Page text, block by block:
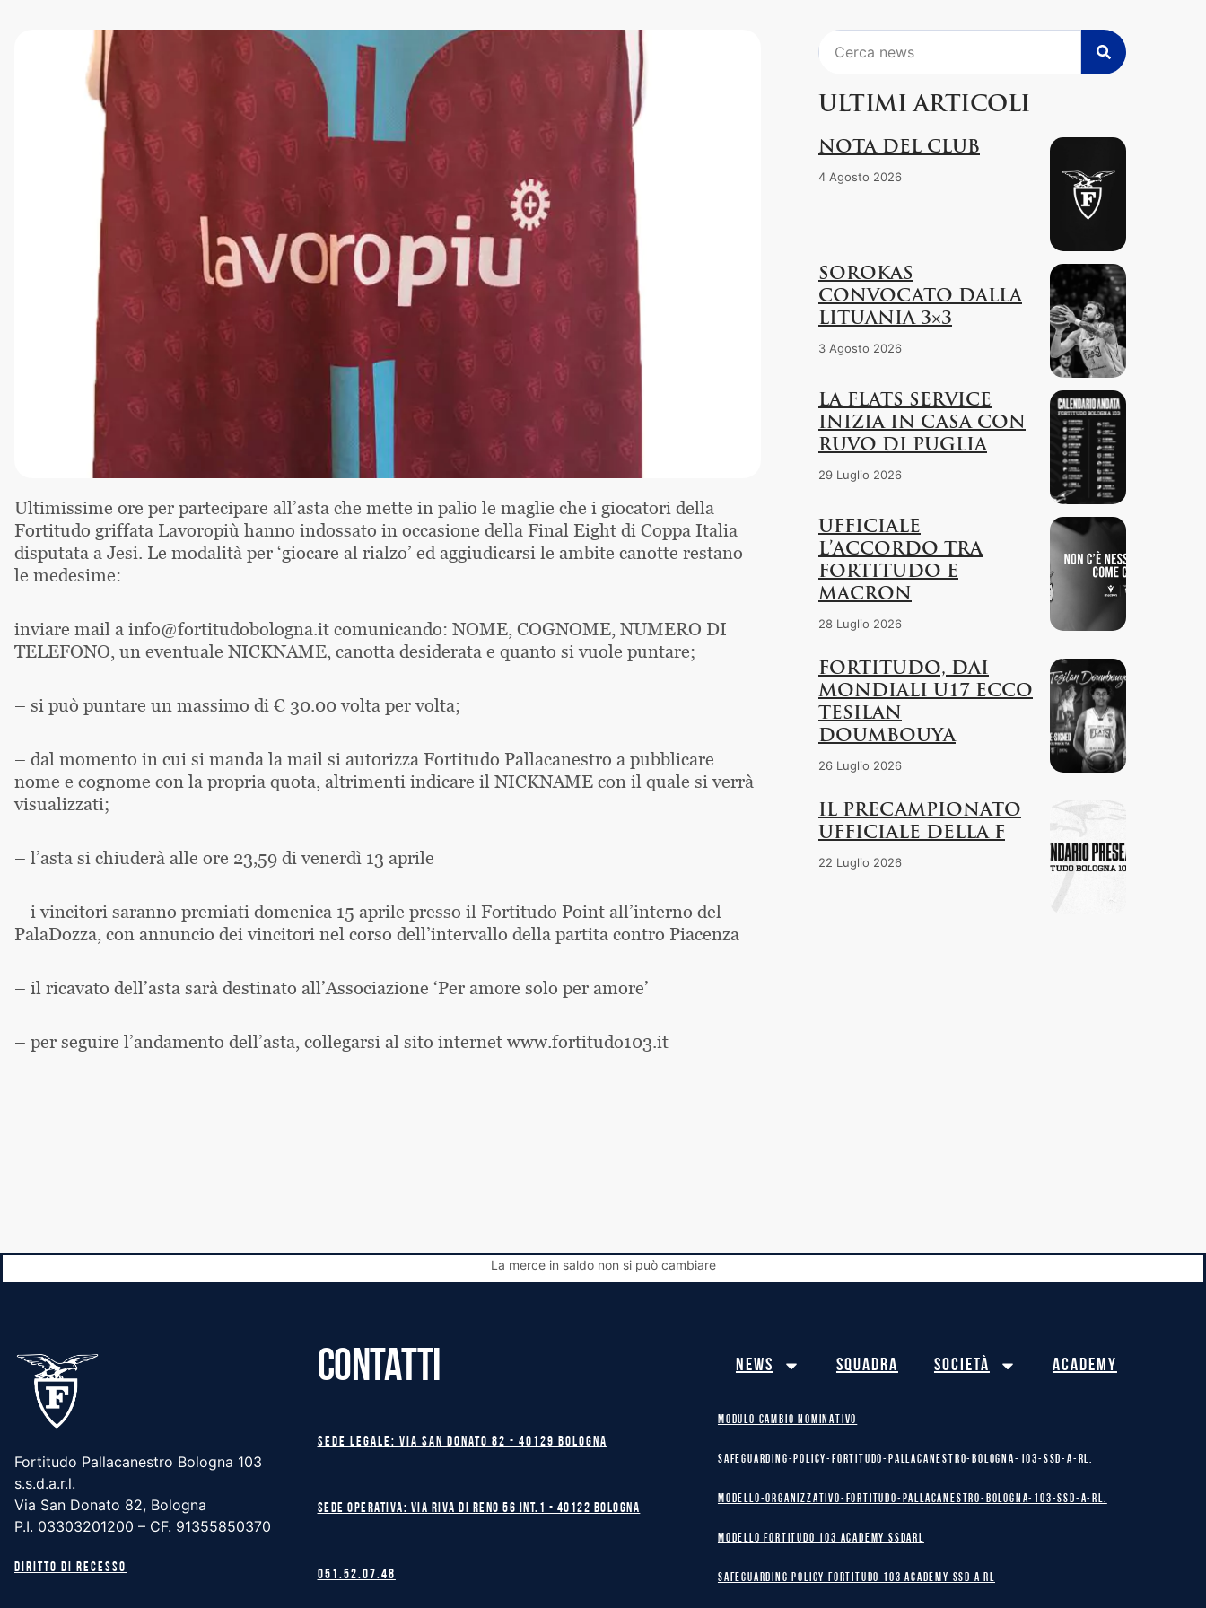
Ultimissime ore per partecipare all’asta che mette in palio le maglie che i giocatori della
Fortitudo griffata Lavoropiù hanno indossato in occasione della Final Eight di Coppa Italia
disputata a Jesi. Le modalità per ‘giocare al rialzo’ ed aggiudicarsi le ambite canotte restano
le medesime:
inviare mail a info@fortitudobologna.it comunicando: NOME, COGNOME, NUMERO DI
TELEFONO, un eventuale NICKNAME, canotta desiderata e quanto si vuole puntare;
– si può puntare un massimo di € 30.00 volta per volta;
– dal momento in cui si manda la mail si autorizza Fortitudo Pallacanestro a pubblicare
nome e cognome con la propria quota, altrimenti indicare il NICKNAME con il quale si verrà
visualizzati;
– l’asta si chiuderà alle ore 23,59 di venerdì 13 aprile
– i vincitori saranno premiati domenica 15 aprile presso il Fortitudo Point all’interno del
PalaDozza, con annuncio dei vincitori nel corso dell’intervallo della partita contro Piacenza
– il ricavato dell’asta sarà destinato all’Associazione ‘Per amore solo per amore’
– per seguire l’andamento dell’asta, collegarsi al sito internet www.fortitudo103.it
ULTIMI ARTICOLI
NOTA DEL CLUB
4 Agosto 2026
SOROKAS
CONVOCATO DALLA
LITUANIA 3×3
3 Agosto 2026
LA FLATS SERVICE
INIZIA IN CASA CON
RUVO DI PUGLIA
29 Luglio 2026
UFFICIALE
L’ACCORDO TRA
FORTITUDO E
MACRON
28 Luglio 2026
FORTITUDO, DAI
MONDIALI U17 ECCO
TESILAN
DOUMBOUYA
26 Luglio 2026
IL PRECAMPIONATO
UFFICIALE DELLA F
22 Luglio 2026
La merce in saldo non si può cambiare
Fortitudo Pallacanestro Bologna 103
s.s.d.a.r.l.
Via San Donato 82, Bologna
P.I. 03303201200 – CF. 91355850370
Diritto di recesso
CONTATTI
Sede legale: Via San Donato 82 - 40129 BOLOGNA
Sede operativa: Via Riva di Reno 56 int.1 - 40122 BOLOGNA
051.52.07.48
News Squadra Società Academy
MODULO CAMBIO NOMINATIVO
safeguarding-policy-Fortitudo-Pallacanestro-Bologna-103-SSD-A-RL.
Modello-Organizzativo-Fortitudo-Pallacanestro-Bologna-103-SSD-A-RL.
MODELLO FORTITUDO 103 ACADEMY SSDARL
safeguarding policy Fortitudo 103 Academy SSD A RL